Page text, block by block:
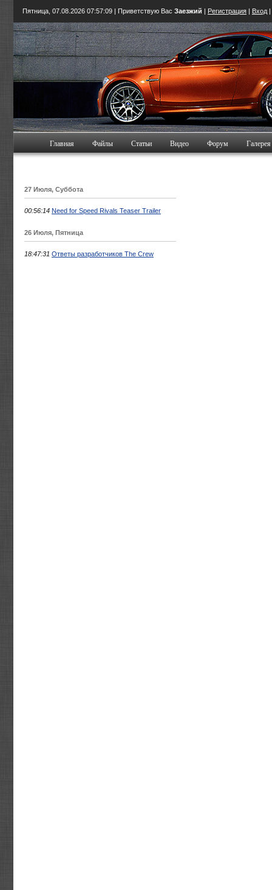
Пятница, 07.08.2026 07:57:10 | Приветствую Вас Заезжий | Регистрация | Вход |
Главная Файлы Статьи Видео Форум Галерея
27 Июля, Суббота
00:56:14 Need for Speed Rivals Teaser Trailer
26 Июля, Пятница
18:47:31 Ответы разработчиков The Crew